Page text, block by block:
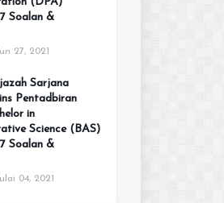
Soalan &
27, 2021
Sarjana
Pentadbiran
in
Science (BAS)
Soalan &
04, 2021